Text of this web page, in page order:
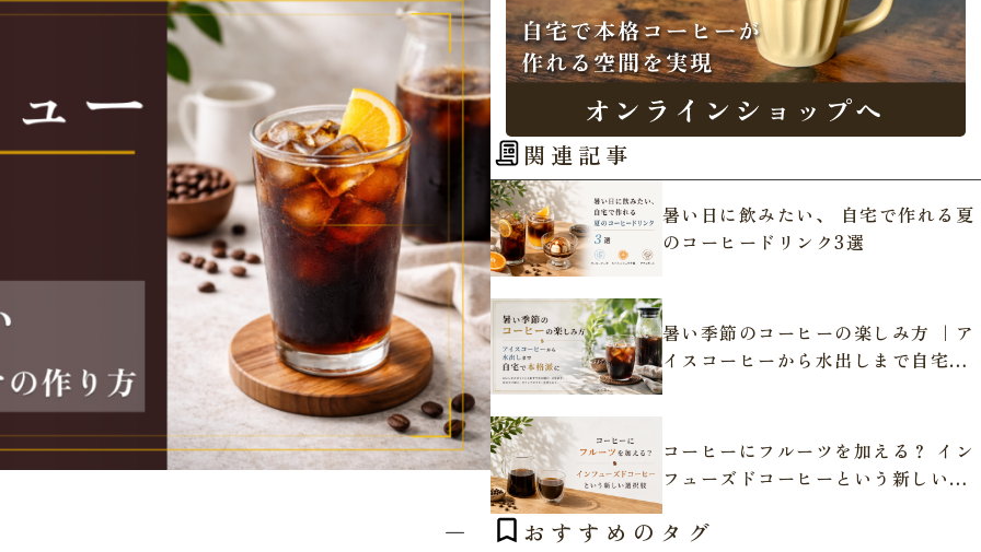
関連記事
暑い日に飲みたい、 自宅で作れる夏
のコーヒードリンク3選
暑い季節のコーヒーの楽しみ方 ｜ア
イスコーヒーから水出しまで自宅で
本格派に
コーヒーにフルーツを加える？ イン
フューズドコーヒーという新しい選
択肢
おすすめのタグ